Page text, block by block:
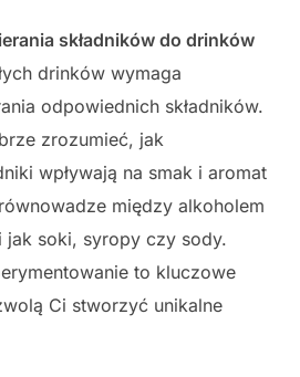
składników do drinków
drinków wymaga
odpowiednich składników.
zrozumieć, jak
wpływają na smak i aromat
między alkoholem
jak soki, syropy czy sody.
to kluczowe
Ci stworzyć unikalne